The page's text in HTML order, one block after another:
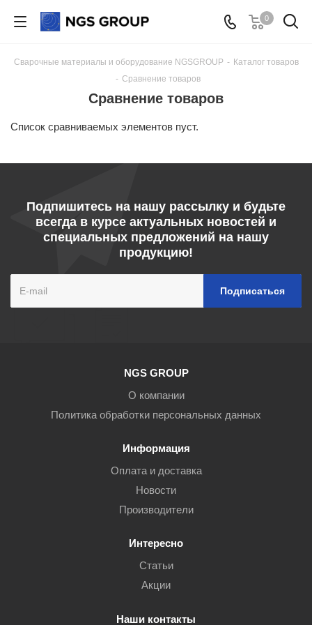
0
Сварочные материалы и оборудование NGSGROUP - Каталог товаров
- Сравнение товаров
Сравнение товаров
Список сравниваемых элементов пуст.
Подпишитесь на нашу рассылку и будьте
всегда в курсе актуальных новостей и
специальных предложений на нашу
продукцию!
NGS GROUP
О компании
Политика обработки персональных данных
Информация
Оплата и доставка
Новости
Производители
Интересно
Статьи
Акции
Наши контакты